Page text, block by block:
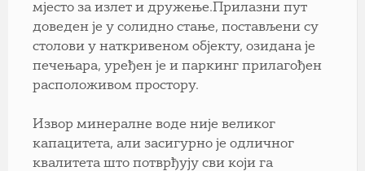
мјесто за излет и дружење.Прилазни пут
доведен је у солидно стање, постављени су
столови у наткривеном објекту, озидана је
печењара, уређен је и паркинг прилагођен
расположивом простору.
Извор минералне воде није великог
капацитета, али засигурно је одличног
квалитета што потврђују сви који га